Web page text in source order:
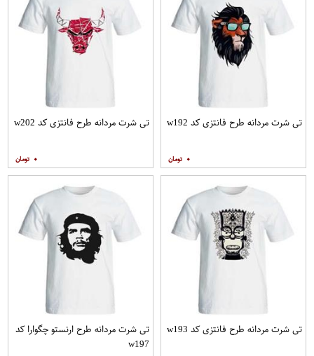
تی شرت مردانه طرح فانتزی کد w192
۰
تی شرت مردانه طرح فانتزی کد w202
۰
تی شرت مردانه طرح فانتزی کد w193
تی شرت مردانه طرح ارنستو چگوارا کد
w197